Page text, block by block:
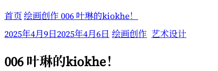
首页绘画创作 006 叶琳的kiokhe！
2025年4月9日2025年4月6日 绘画创作 艺术设计
006 叶琳的kiokhe！